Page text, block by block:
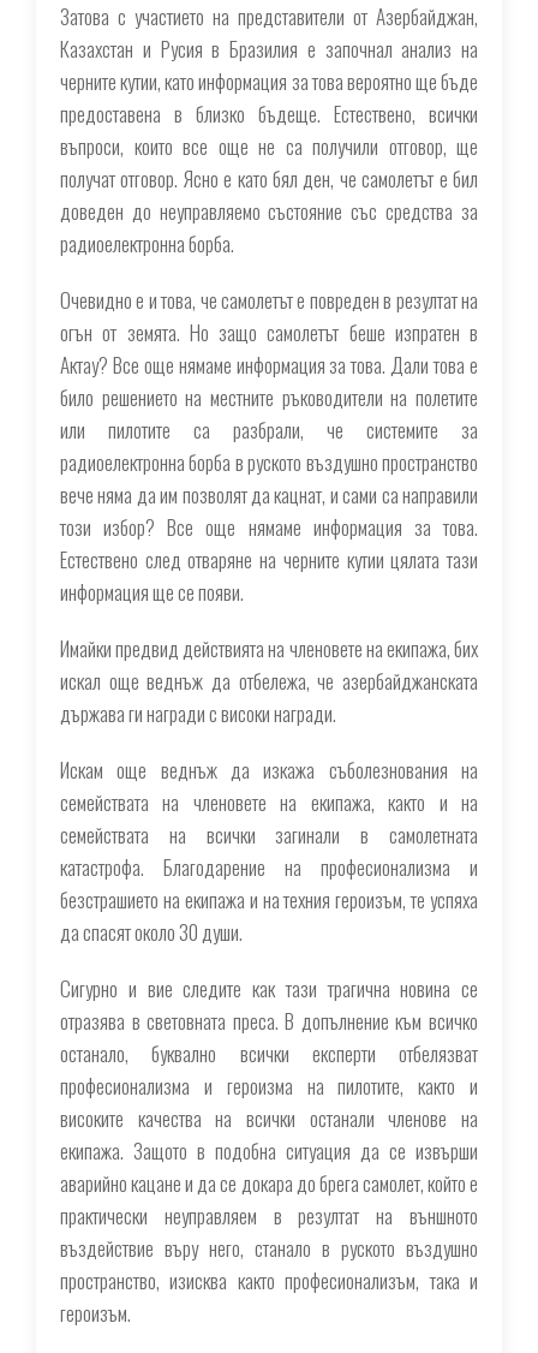
Затова с участието на представители от Азербайджан,
Казахстан и Русия в Бразилия е започнал анализ на
черните кутии, като информация за това вероятно ще бъде
предоставена в близко бъдеще. Естествено, всички
въпроси, които все още не са получили отговор, ще
получат отговор. Ясно е като бял ден, че самолетът е бил
доведен до неуправляемо състояние със средства за
радиоелектронна борба.
Очевидно е и това, че самолетът е повреден в резултат на
огън от земята. Но защо самолетът беше изпратен в
Актау? Все още нямаме информация за това. Дали това е
било решението на местните ръководители на полетите
или пилотите са разбрали, че системите за
радиоелектронна борба в руското въздушно пространство
вече няма да им позволят да кацнат, и сами са направили
този избор? Все още нямаме информация за това.
Естествено след отваряне на черните кутии цялата тази
информация ще се появи.
Имайки предвид действията на членовете на екипажа, бих
искал още веднъж да отбележа, че азербайджанската
държава ги награди с високи награди.
Искам още веднъж да изкажа съболезнования на
семействата на членовете на екипажа, както и на
семействата на всички загинали в самолетната
катастрофа. Благодарение на професионализма и
безстрашието на екипажа и на техния героизъм, те успяха
да спасят около 30 души.
Сигурно и вие следите как тази трагична новина се
отразява в световната преса. В допълнение към всичко
останало, буквално всички експерти отбелязват
професионализма и героизма на пилотите, както и
високите качества на всички останали членове на
екипажа. Защото в подобна ситуация да се извърши
аварийно кацане и да се докара до брега самолет, който е
практически неуправляем в резултат на външното
въздействие въру него, станало в руското въздушно
пространство, изисква както професионализъм, така и
героизъм.